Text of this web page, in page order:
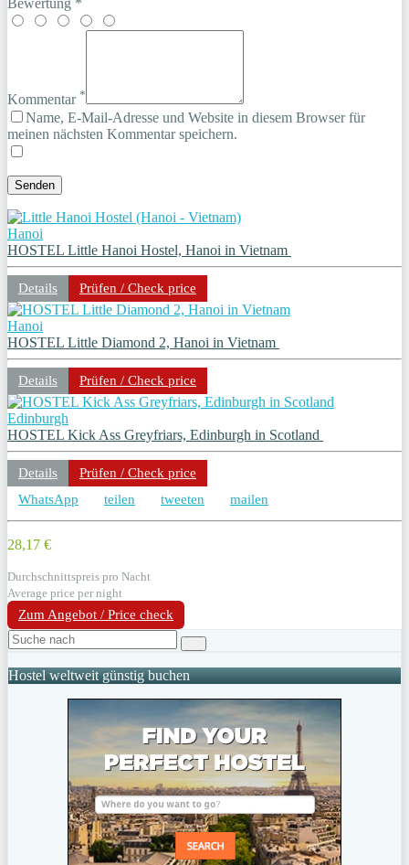
Bewertung *
Kommentar *
Name, E-Mail-Adresse und Website in diesem Browser für
meinen nächsten Kommentar speichern.
Hanoi
HOSTEL Little Hanoi Hostel, Hanoi in Vietnam
Details Prüfen / Check price
Hanoi
HOSTEL Little Diamond 2, Hanoi in Vietnam
Details Prüfen / Check price
Edinburgh
HOSTEL Kick Ass Greyfriars, Edinburgh in Scotland
Details
Prüfen / Check price
WhatsApp
teilen tweeten mailen
28,17 €
Durchschnittspreis pro Nacht
Average price per night
Zum Angebot / Price check
Hostel weltweit günstig buchen